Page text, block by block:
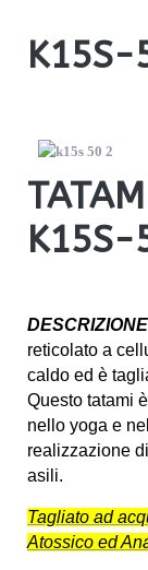
K15S-
K15S-
DESCRIZIONE
reticolato a
caldo ed è
Questo tatami
nello yoga e
realizzazione
asili.
Tagliato ad
Atossico ed